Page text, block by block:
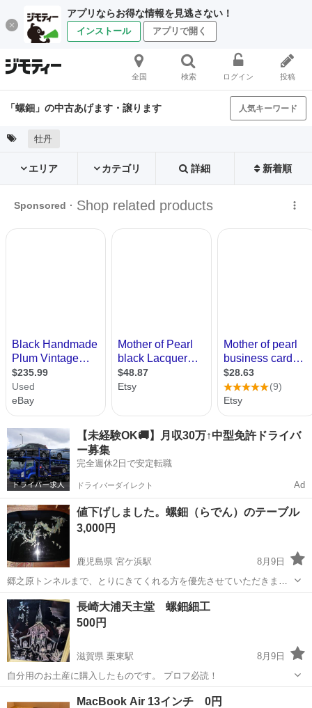
アプリならお得な情報を見逃さない！
インストール アプリで開く
全国 検索 ログイン 投稿
「螺鈿」の中古あげます・譲ります 人気キーワード
牡丹
エリア カテゴリ 詳細 新着順
【未経験OK🚚】月収30万↑中型免許ドライバ
ー募集
完全週休2日で安定転職
ドライバーダイレクト Ad
値下げしました。螺鈿（らでん）のテーブル
3,000円
鹿児島県 宮ケ浜駅
8月9日
郷之原トンネルまで、とりにきてくれる方を優先させていただきま
す。 よろしくおねがいします。
鹿児島 鹿屋市 宮ケ浜駅 テーブル 螺鈿
長崎大浦天主堂 螺鈿細工
500円
滋賀県 栗東駅
8月9日
自分用のお土産に購入したものです。 プロフ必読！
MacBook Air 13インチ 0円